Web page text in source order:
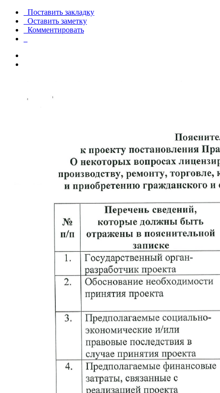
Поставить закладку
Оставить заметку
Комментировать